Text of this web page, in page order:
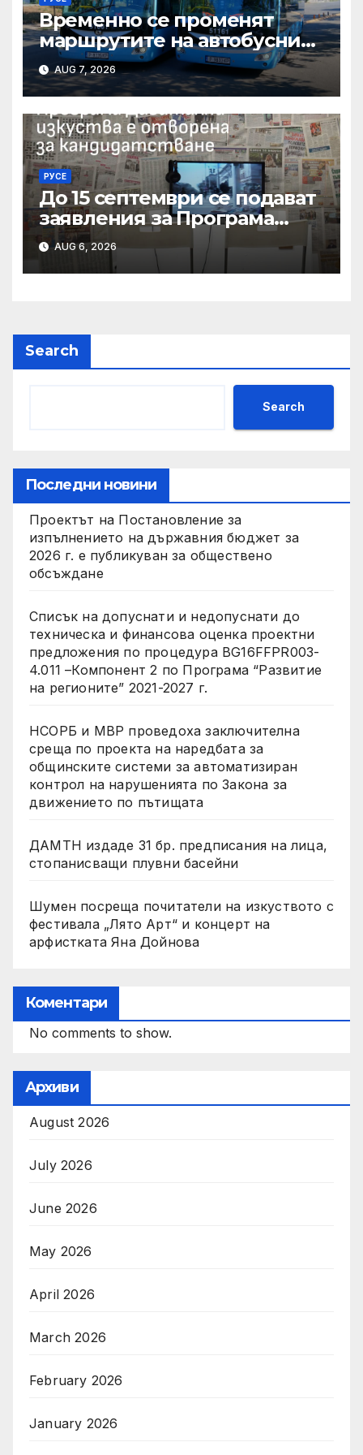
Временно се променят
маршрутите на автобусни
линии № 5 и № 20 заради
строително-ремонтни
дейности
AUG 7, 2026
РУСЕ
До 15 септември се подават
заявления за Програма
„Дигитални изкуства“ на
Национален фонд
„Култура“
AUG 6, 2026
Search
Search
Последни новини
Проектът на Постановление за
изпълнението на държавния бюджет за
2026 г. е публикуван за обществено
обсъждане
Списък на допуснати и недопуснати до
техническа и финансова оценка проектни
предложения по процедура BG16FFPR003-
4.011 –Компонент 2 по Програма “Развитие
на регионите” 2021-2027 г.
НСОРБ и МВР проведоха заключителна
среща по проекта на наредбата за
общинските системи за автоматизиран
контрол на нарушенията по Закона за
движението по пътищата
ДАМТН издаде 31 бр. предписания на лица,
стопанисващи плувни басейни
Шумен посреща почитатели на изкуството с
фестивала „Лято Арт“ и концерт на
арфистката Яна Дойнова
Коментари
No comments to show.
Архиви
August 2026
July 2026
June 2026
May 2026
April 2026
March 2026
February 2026
January 2026